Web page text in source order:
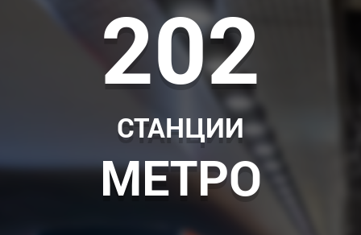
202
СТАНЦИИ
МЕТРО